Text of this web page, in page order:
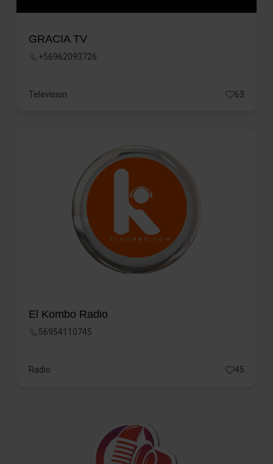
GRACIA TV
+56962093726
Television 63
El Kombo Radio
56954110745
Radio 45